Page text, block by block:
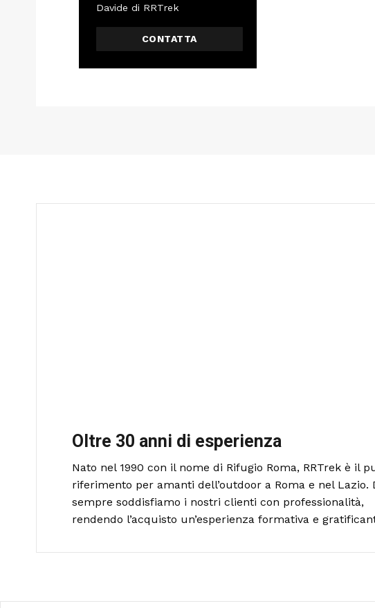
Davide di RRTrek
CONTATTA
Oltre 30 anni di esperienza
Nato nel 1990 con il nome di Rifugio Roma, RRTrek è il
riferimento per amanti dell’outdoor a Roma e nel Lazio.
sempre soddisfiamo i nostri clienti con professionalità,
rendendo l’acquisto un’esperienza formativa e